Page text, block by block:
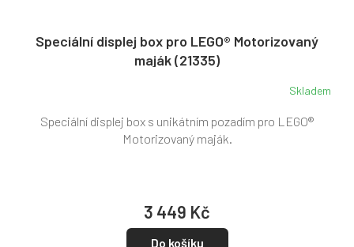
Speciální displej box pro LEGO® Motorizovaný
maják (21335)
Skladem
3 449 Kč
Do košíku
Speciální displej box s unikátním pozadím pro LEGO®
Motorizovaný maják.